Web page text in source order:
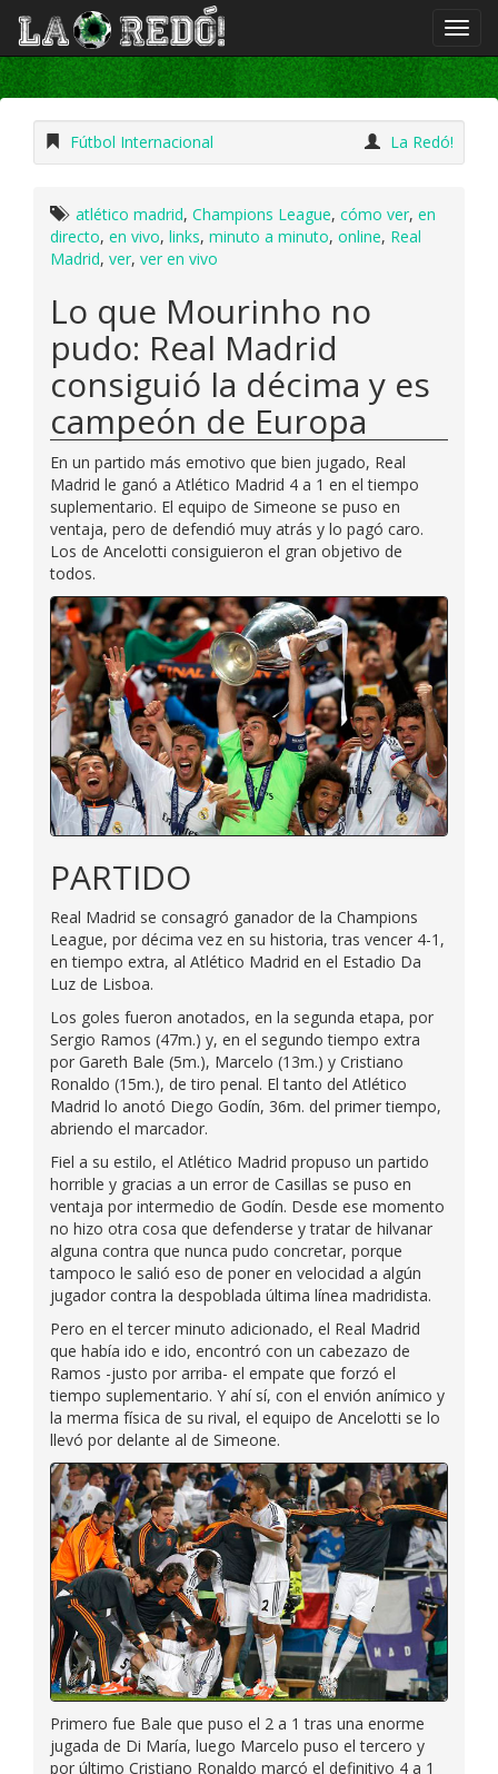
Fútbol Internacional La Redó!
atlético madrid, Champions League, cómo ver, en
directo, en vivo, links, minuto a minuto, online, Real
Madrid, ver, ver en vivo
Lo que Mourinho no
pudo: Real Madrid
consiguió la décima y es
campeón de Europa
En un partido más emotivo que bien jugado, Real
Madrid le ganó a Atlético Madrid 4 a 1 en el tiempo
suplementario. El equipo de Simeone se puso en
ventaja, pero de defendió muy atrás y lo pagó caro.
Los de Ancelotti consiguieron el gran objetivo de
todos.
PARTIDO
Real Madrid se consagró ganador de la Champions
League, por décima vez en su historia, tras vencer 4-1,
en tiempo extra, al Atlético Madrid en el Estadio Da
Luz de Lisboa.
Los goles fueron anotados, en la segunda etapa, por
Sergio Ramos (47m.) y, en el segundo tiempo extra
por Gareth Bale (5m.), Marcelo (13m.) y Cristiano
Ronaldo (15m.), de tiro penal. El tanto del Atlético
Madrid lo anotó Diego Godín, 36m. del primer tiempo,
abriendo el marcador.
Fiel a su estilo, el Atlético Madrid propuso un partido
horrible y gracias a un error de Casillas se puso en
ventaja por intermedio de Godín. Desde ese momento
no hizo otra cosa que defenderse y tratar de hilvanar
alguna contra que nunca pudo concretar, porque
tampoco le salió eso de poner en velocidad a algún
jugador contra la despoblada última línea madridista.
Pero en el tercer minuto adicionado, el Real Madrid
que había ido e ido, encontró con un cabezazo de
Ramos -justo por arriba- el empate que forzó el
tiempo suplementario. Y ahí sí, con el envión anímico y
la merma física de su rival, el equipo de Ancelotti se lo
llevó por delante al de Simeone.
Primero fue Bale que puso el 2 a 1 tras una enorme
jugada de Di María, luego Marcelo puso el tercero y
por último Cristiano Ronaldo marcó el definitivo 4 a 1